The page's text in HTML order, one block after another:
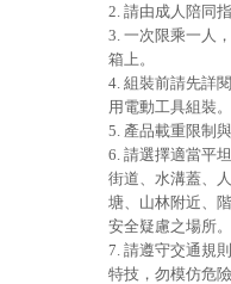
2. 請由成人陪同
3. 一次限乘一人
箱上。
4. 組裝前請先詳
用電動工具組裝。
5. 產品載重限制
6. 請選擇適當平
街道、水溝蓋、
塘、山林附近、
安全疑慮之場所。
7. 請遵守交通規
特技，勿模仿危